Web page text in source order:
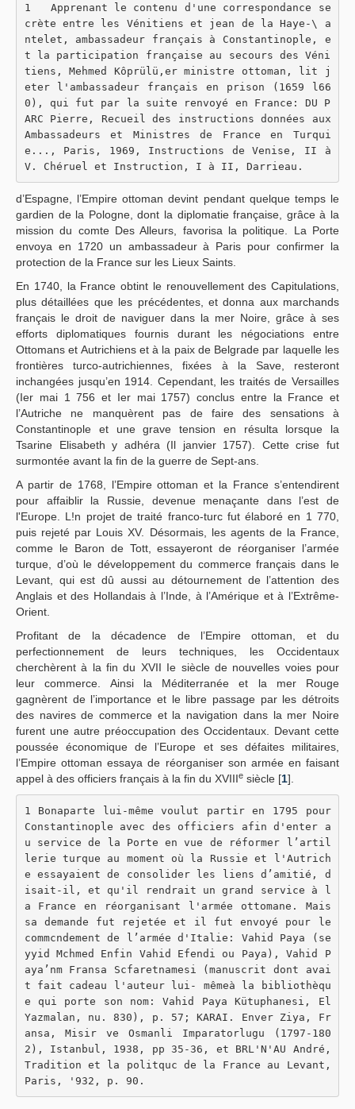
1   Apprenant le contenu d'une correspondance se
crète entre les Vénitiens et jean de la Haye-\ a
ntelet, ambassadeur français à Constantinople, e
t la participation française au secours des Véni
tiens, Mehmed Kôprülü,er ministre ottoman, lit j
eter l'ambassadeur français en prison (1659 l66
0), qui fut par la suite renvoyé en France: DU P
ARC Pierre, Recueil des instructions données aux
Ambassadeurs et Ministres de France en Turqui
e..., Paris, 1969, Instructions de Venise, II à
V. Chéruel et Instruction, I à II, Darrieau.
d’Espagne, l’Empire ottoman devint pendant quelque temps le
gardien de la Pologne, dont la diplomatie française, grâce à la
mission du comte Des Alleurs, favorisa la politique. La Porte
envoya en 1720 un ambassadeur à Paris pour confirmer la
protection de la France sur les Lieux Saints.
En 1740, la France obtint le renouvellement des Capitulations,
plus détaillées que les précédentes, et donna aux marchands
français le droit de naviguer dans la mer Noire, grâce à ses
efforts diplomatiques fournis durant les négociations entre
Ottomans et Autrichiens et à la paix de Belgrade par laquelle les
frontières turco-autrichiennes, fixées à la Save, resteront
inchangées jusqu’en 1914. Cependant, les traités de Versailles
(Ier mai 1 756 et Ier mai 1757) conclus entre la France et
l’Autriche ne manquèrent pas de faire des sensations à
Constantinople et une grave tension en résulta lorsque la
Tsarine Elisabeth y adhéra (Il janvier 1757). Cette crise fut
surmontée avant la fin de la guerre de Sept-ans.
A partir de 1768, l’Empire ottoman et la France s’entendirent
pour affaiblir la Russie, devenue menaçante dans l’est de
l'Europe. L!n projet de traité franco-turc fut élaboré en 1 770,
puis rejeté par Louis XV. Désormais, les agents de la France,
comme le Baron de Tott, essayeront de réorganiser l’armée
turque, d’où le développement du commerce français dans le
Levant, qui est dû aussi au détournement de l’attention des
Anglais et des Hollandais à l’Inde, à l’Amérique et à l’Extrême-
Orient.
Profitant de la décadence de l’Empire ottoman, et du
perfectionnement de leurs techniques, les Occidentaux
cherchèrent à la fin du XVII Ie siècle de nouvelles voies pour
leur commerce. Ainsi la Méditerranée et la mer Rouge
gagnèrent de l’importance et le libre passage par les détroits
des navires de commerce et la navigation dans la mer Noire
furent une autre préoccupation des Occidentaux. Devant cette
poussée économique de l’Europe et ses défaites militaires,
l’Empire ottoman essaya de réorganiser son armée en faisant
appel à des officiers français à la fin du XVIIIe siècle [1].
1 Bonaparte lui-même voulut partir en 1795 pour
Constantinople avec des officiers afin d'enter a
u service de la Porte en vue de réformer l’artil
lerie turque au moment où la Russie et l'Autrich
e essayaient de consolider les liens d’amitié, d
isait-il, et qu'il rendrait un grand service à l
a France en réorganisant l'armée ottomane. Mais
sa demande fut rejetée et il fut envoyé pour le
commcndement de l’armée d'Italie: Vahid Paya (se
yyid Mchmed Enfin Vahid Efendi ou Paya), Vahid P
aya’nm Fransa Scfaretnamesi (manuscrit dont avai
t fait cadeau l'auteur lui- mêmeà la bibliothèqu
e qui porte son nom: Vahid Paya Kütuphanesi, El
Yazmalan, nu. 830), p. 57; KARAI. Enver Ziya, Fr
ansa, Misir ve Osmanli Imparatorlugu (1797-180
2), Istanbul, 1938, pp 35-36, et BRL'N'AU André,
Tradition et la politquc de la France au Levant,
Paris, '932, p. 90.